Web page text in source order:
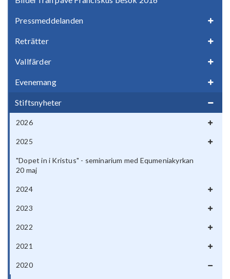
Pressmeddelanden
Reträtter
Vallfärder
Evenemang
Stiftsnyheter
2026
2025
"Dopet in i Kristus" - seminarium med Equmeniakyrkan
20 maj
2024
2023
2022
2021
2020